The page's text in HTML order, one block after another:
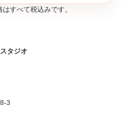
すべて税込みです。
タジオ
3